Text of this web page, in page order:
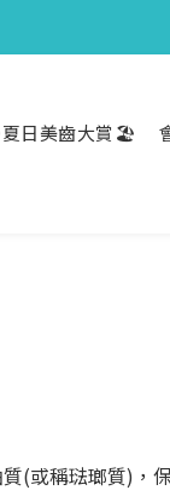
日美齒大賞🏖️
(或稱琺瑯質)，